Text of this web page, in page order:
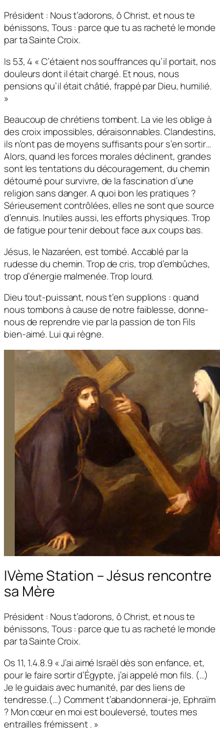
Président : Nous t’adorons, ô Christ, et nous te
bénissons, Tous : parce que tu as racheté le monde
par ta Sainte Croix.
Is 53, 4 « C’étaient nos souffrances qu’il portait, nos
douleurs dont il était chargé. Et nous, nous
pensions qu’il était châtié, frappé par Dieu, humilié.
»
Beaucoup de chrétiens tombent. La vie les oblige à
des croix impossibles, déraisonnables. Clandestins,
ils n’ont pas de moyens suffisants pour s’en sortir…
Alors, quand les forces morales déclinent, grandes
sont les tentations du découragement, du chemin
détourné pour survivre, de la fascination d’une
religion sans danger. A quoi bon les pratiques ?
Sérieusement contrôlées, elles ne sont que source
d’ennuis. Inutiles aussi, les efforts physiques. Trop
de fatigue pour tenir debout face aux coups bas.
Jésus, le Nazaréen, est tombé. Accablé par la
rudesse du chemin. Trop de cris, trop d’embûches,
trop d’énergie malmenée. Trop lourd.
Dieu tout-puissant, nous t’en supplions : quand
nous tombons à cause de notre faiblesse, donne-
nous de reprendre vie par la passion de ton Fils
bien-aimé. Lui qui règne.
IVème Station – Jésus rencontre
sa Mère
Président : Nous t’adorons, ô Christ, et nous te
bénissons, Tous : parce que tu as racheté le monde
par ta Sainte Croix.
Os 11, 1.4.8.9 « J’ai aimé Israël dès son enfance, et,
pour le faire sortir d’Égypte, j’ai appelé mon fils. (…)
Je le guidais avec humanité, par des liens de
tendresse.(…) Comment t’abandonnerai-je, Ephraïm
? Mon cœur en moi est bouleversé, toutes mes
entrailles frémissent . »